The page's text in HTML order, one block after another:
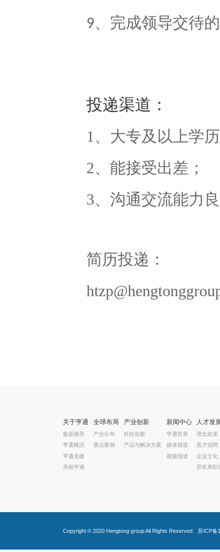
9、完成领导交待
投递渠道：
1、大专及以上学
2、能接受出差；
3、沟通交流能力
简历投递：
关于亨通
集团领导
亨通概况
亨通党建
美丽亨通
全球布局
产业分布
重点案例
产业创新
科技创新
产品与解决方案
新闻中心
亨通世界
媒体报道
视频报道
人才发
理念政策
英才招聘
企业文化
异常离职
Copyright © 2020 Hengtong groupAll Rights Reserved 苏ICP备